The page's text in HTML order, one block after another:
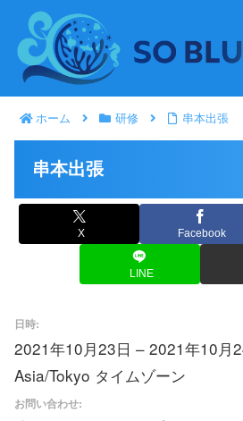
ホーム 研修 串本出張
串本出張
X Facebook
LINE
日時:
2021年10月23日 – 2021年10月
Asia/Tokyo タイムゾーン
お問い合わせ: